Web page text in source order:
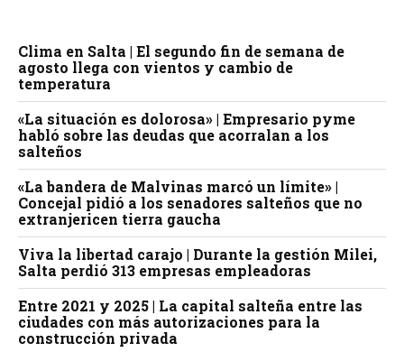
Clima en Salta | El segundo fin de semana de
agosto llega con vientos y cambio de
temperatura
«La situación es dolorosa» | Empresario pyme
habló sobre las deudas que acorralan a los
salteños
«La bandera de Malvinas marcó un límite» |
Concejal pidió a los senadores salteños que no
extranjericen tierra gaucha
Viva la libertad carajo | Durante la gestión Milei,
Salta perdió 313 empresas empleadoras
Entre 2021 y 2025 | La capital salteña entre las
ciudades con más autorizaciones para la
construcción privada